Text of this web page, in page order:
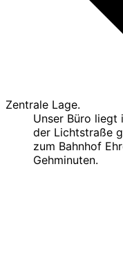
Zentrale Lage.
Unser Büro liegt
der Lichtstraße
zum Bahnhof
Gehminuten.